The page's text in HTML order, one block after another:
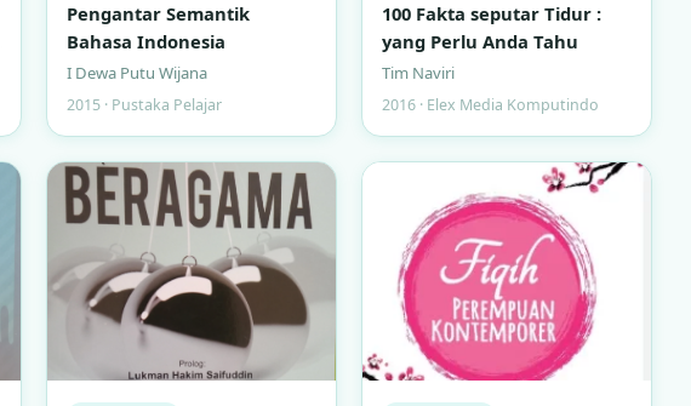
Pengantar Semantik
Bahasa Indonesia
I Dewa Putu Wijana
2015 · Pustaka Pelajar
100 Fakta seputar Tidur :
yang Perlu Anda Tahu
Tim Naviri
2016 · Elex Media Komputindo